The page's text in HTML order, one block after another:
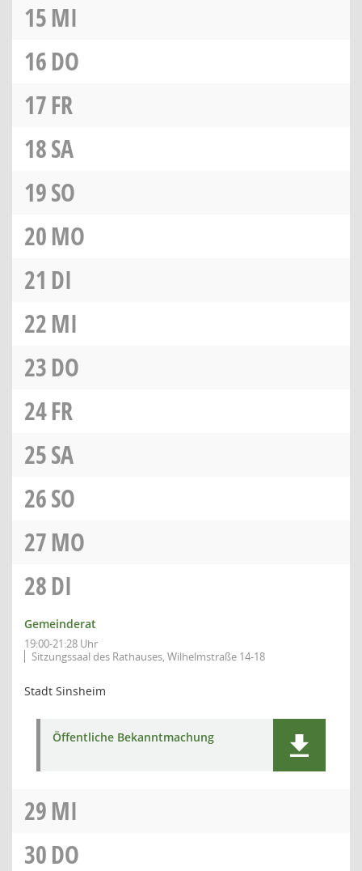
15MI
16DO
17FR
18SA
19SO
20MO
21 DI
22MI
23DO
24FR
25SA
26SO
27MO
28DI
Gemeinderat
19:00-21:28 Uhr
Sitzungssaal des Rathauses, Wilhelmstraße 14-18
Stadt Sinsheim
Öffentliche Bekanntmachung
29MI
30DO